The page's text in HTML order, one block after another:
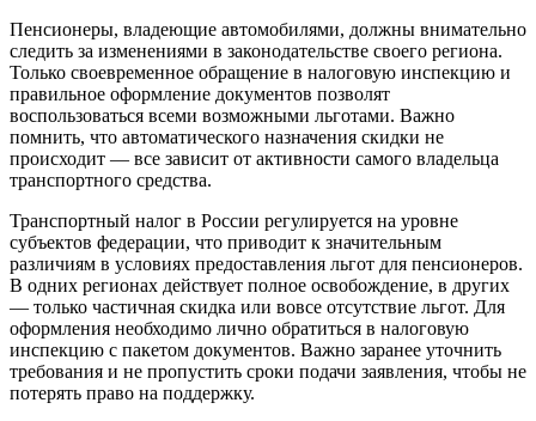
Пенсионеры, владеющие автомобилями, должны внимательно
следить за изменениями в законодательстве своего региона.
Только своевременное обращение в налоговую инспекцию и
правильное оформление документов позволят
воспользоваться всеми возможными льготами. Важно
помнить, что автоматического назначения скидки не
происходит — все зависит от активности самого владельца
транспортного средства.
Транспортный налог в России регулируется на уровне
субъектов федерации, что приводит к значительным
различиям в условиях предоставления льгот для пенсионеров.
В одних регионах действует полное освобождение, в других
— только частичная скидка или вовсе отсутствие льгот. Для
оформления необходимо лично обратиться в налоговую
инспекцию с пакетом документов. Важно заранее уточнить
требования и не пропустить сроки подачи заявления, чтобы не
потерять право на поддержку.